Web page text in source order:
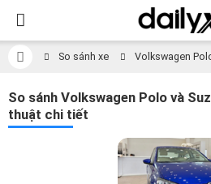
So sánh xe Volkswagen
So sánh Volkswagen Polo và
thuật chi tiết